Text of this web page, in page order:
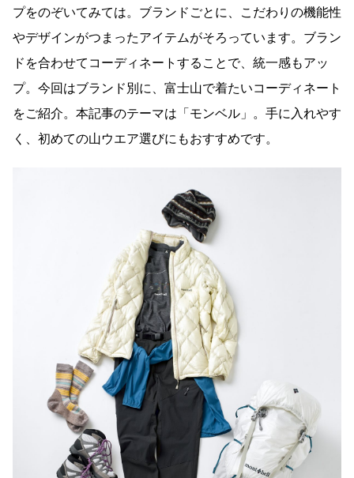
プをのぞいてみては。ブランドごとに、こだわりの機能性
やデザインがつまったアイテムがそろっています。ブラン
ドを合わせてコーディネートすることで、統一感もアッ
プ。今回はブランド別に、富士山で着たいコーディネート
をご紹介。本記事のテーマは「モンベル」。手に入れやす
く、初めての山ウエア選びにもおすすめです。